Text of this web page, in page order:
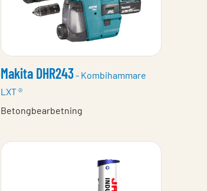
Makita DHR243- Kombihammare
LXT ®
Betongbearbetning